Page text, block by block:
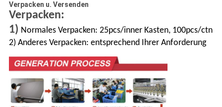
Verpacken u. Versenden
Verpacken:
1) Normales Verpacken: 25pcs/inner Kasten, 100pcs/ctn
2) Anderes Verpacken: entsprechend Ihrer Anforderung